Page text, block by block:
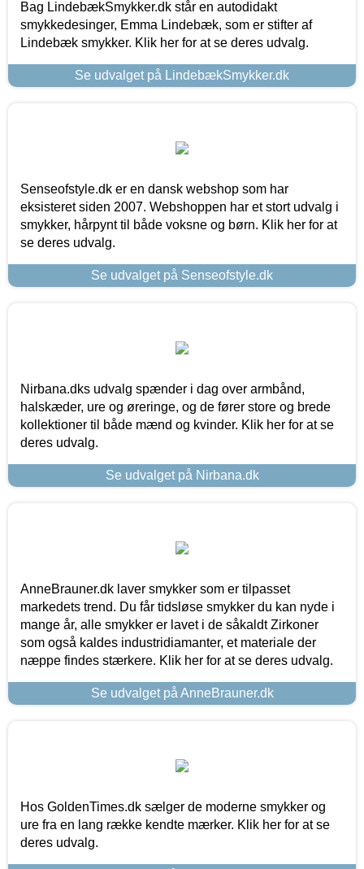
Bag LindebækSmykker.dk står en autodidakt
smykkedesinger, Emma Lindebæk, som er stifter af
Lindebæk smykker. Klik her for at se deres udvalg.
Se udvalget på LindebækSmykker.dk
Senseofstyle.dk er en dansk webshop som har
eksisteret siden 2007. Webshoppen har et stort udvalg i
smykker, hårpynt til både voksne og børn. Klik her for at
se deres udvalg.
Se udvalget på Senseofstyle.dk
Nirbana.dks udvalg spænder i dag over armbånd,
halskæder, ure og øreringe, og de fører store og brede
kollektioner til både mænd og kvinder. Klik her for at se
deres udvalg.
Se udvalget på Nirbana.dk
AnneBrauner.dk laver smykker som er tilpasset
markedets trend. Du får tidsløse smykker du kan nyde i
mange år, alle smykker er lavet i de såkaldt Zirkoner
som også kaldes industridiamanter, et materiale der
næppe findes stærkere. Klik her for at se deres udvalg.
Se udvalget på AnneBrauner.dk
Hos GoldenTimes.dk sælger de moderne smykker og
ure fra en lang række kendte mærker. Klik her for at se
deres udvalg.